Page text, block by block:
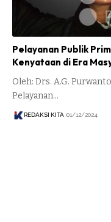
Pelayanan Publik
Kenyataan di Era
Oleh: Drs. A.G.
Pelayanan…
REDAKSI KITA 01/12/2024